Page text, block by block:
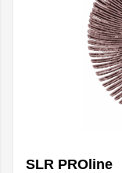
SLR PROline